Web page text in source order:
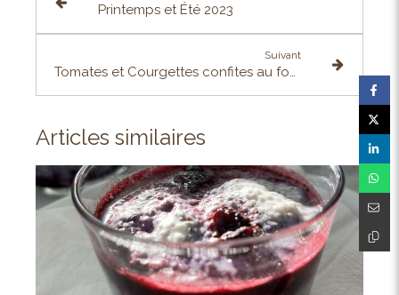
Printemps et Été 2023
Suivant
Tomates et Courgettes confites au four
Articles similaires